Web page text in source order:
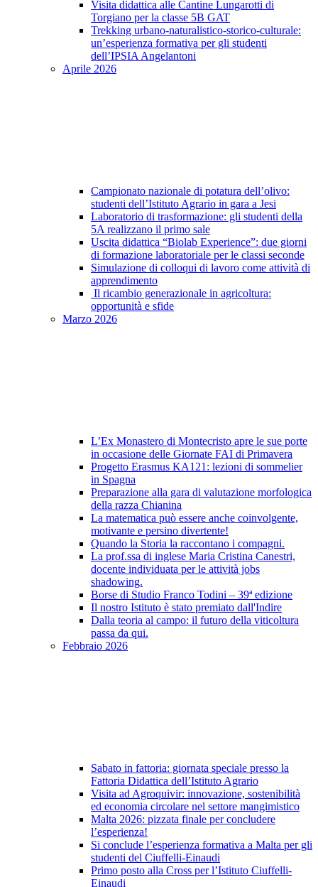
Visita didattica alle Cantine Lungarotti di
Torgiano per la classe 5B GAT
Trekking urbano-naturalistico-storico-culturale:
un’esperienza formativa per gli studenti
dell’IPSIA Angelantoni
Aprile 2026
Campionato nazionale di potatura dell’olivo:
studenti dell’Istituto Agrario in gara a Jesi
Laboratorio di trasformazione: gli studenti della
5A realizzano il primo sale
Uscita didattica “Biolab Experience”: due giorni
di formazione laboratoriale per le classi seconde
Simulazione di colloqui di lavoro come attività di
apprendimento
Il ricambio generazionale in agricoltura:
opportunità e sfide
Marzo 2026
L’Ex Monastero di Montecristo apre le sue porte
in occasione delle Giornate FAI di Primavera
Progetto Erasmus KA121: lezioni di sommelier
in Spagna
Preparazione alla gara di valutazione morfologica
della razza Chianina
La matematica può essere anche coinvolgente,
motivante e persino divertente!
Quando la Storia la raccontano i compagni.
La prof.ssa di inglese Maria Cristina Canestri,
docente individuata per le attività jobs
shadowing.
Borse di Studio Franco Todini – 39ª edizione
Il nostro Istituto è stato premiato dall'Indire
Dalla teoria al campo: il futuro della viticoltura
passa da qui.
Febbraio 2026
Sabato in fattoria: giornata speciale presso la
Fattoria Didattica dell’Istituto Agrario
Visita ad Agroquivir: innovazione, sostenibilità
ed economia circolare nel settore mangimistico
Malta 2026: pizzata finale per concludere
l’esperienza!
Si conclude l’esperienza formativa a Malta per gli
studenti del Ciuffelli-Einaudi
Primo posto alla Cross per l’Istituto Ciuffelli-
Einaudi